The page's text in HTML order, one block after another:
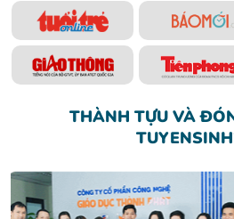
THÀNH TỰU VÀ